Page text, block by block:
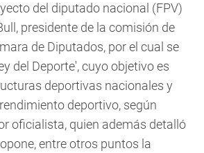
del diputado nacional (FPV)
presidente de la comisión de
de Diputados, por el cual se
del Deporte', cuyo objetivo es
deportivas nacionales y
deportivo, según
oficialista, quien además detalló
entre otros puntos la